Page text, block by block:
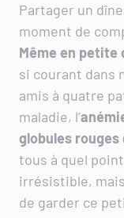
Partager un
moment de
Même en petite
si courant dans
amis à quatre
maladie, l’
globules rouges
tous à quel
irrésistible,
de garder ce